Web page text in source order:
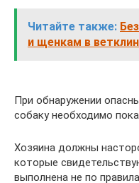
Читайте также:
и щенкам в
При обнаружении
собаку необходимо
Хозяина должны
которые
выполнена не по